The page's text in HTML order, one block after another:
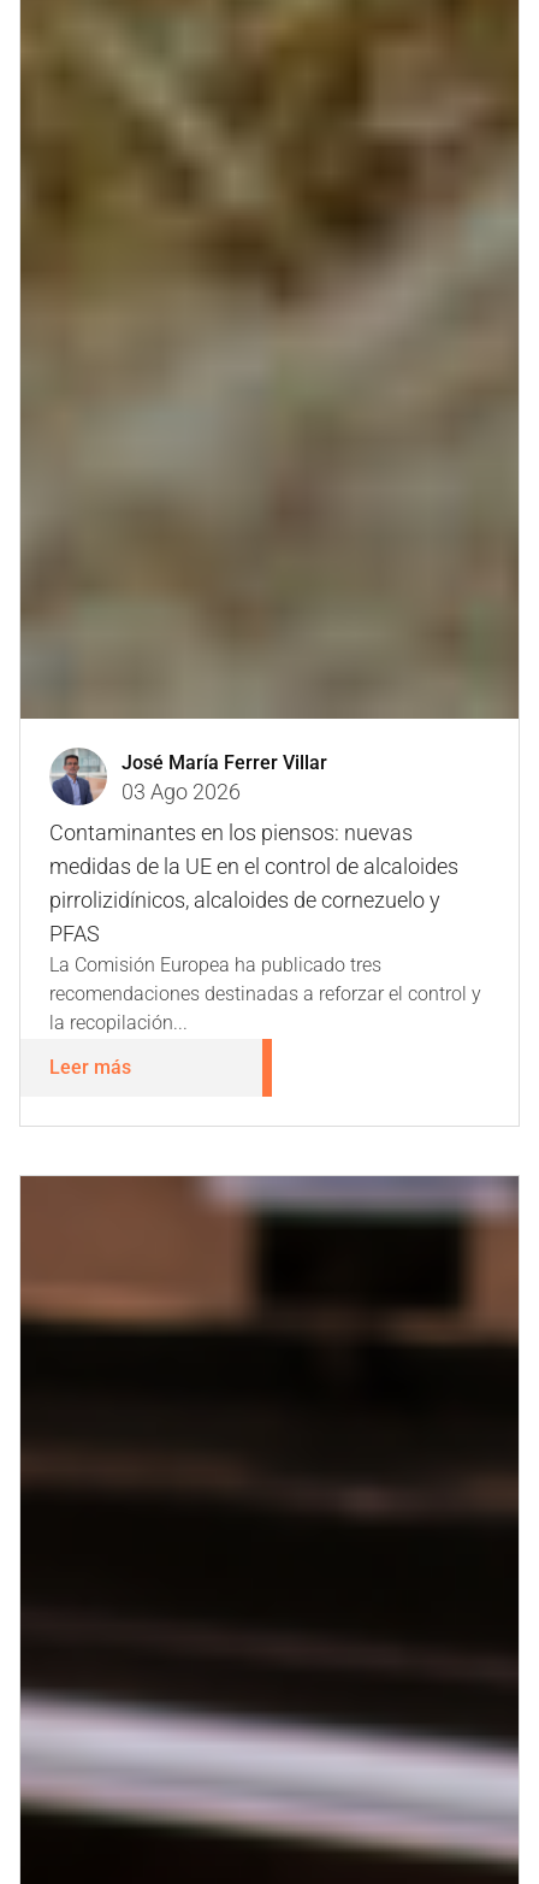
José María Ferrer Villar
03 Ago 2026
Contaminantes en los piensos: nuevas
medidas de la UE en el control de alcaloides
pirrolizidínicos, alcaloides de cornezuelo y
PFAS
La Comisión Europea ha publicado tres
recomendaciones destinadas a reforzar el control y
la recopilación...
Leer más